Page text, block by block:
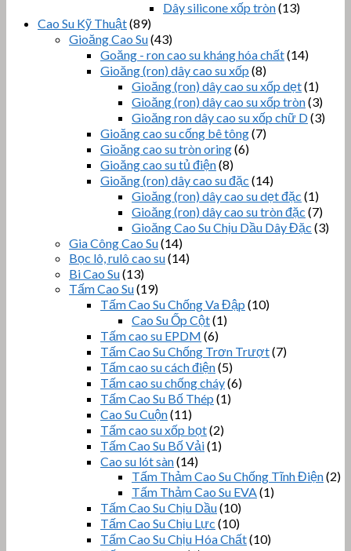
Dây silicone xốp tròn(13)
Cao Su Kỹ Thuật(89)
Gioăng Cao Su(43)
Goăng - ron cao su kháng hóa chất(14)
Gioăng (ron) dây cao su xốp (8)
Gioăng (ron) dây cao su xốp dẹt(1)
Gioăng (ron) dây cao su xốp tròn(3)
Gioăng ron dây cao su xốp chữ D(3)
Gioăng cao su cống bê tông(7)
Gioăng cao su tròn oring(6)
Gioăng cao su tủ điện(8)
Gioăng (ron) dây cao su đặc (14)
Gioăng (ron) dây cao su dẹt đặc (1)
Gioăng (ron) dây cao su tròn đặc (7)
Gioăng Cao Su Chịu Dầu Dây Đặc (3)
Gia Công Cao Su(14)
Bọc lô, rulô cao su(14)
Bi Cao Su(13)
Tấm Cao Su(19)
Tấm Cao Su Chống Va Đập (10)
Cao Su Ốp Cột(1)
Tấm cao su EPDM (6)
Tấm Cao Su Chống Trơn Trượt(7)
Tấm cao su cách điện(5)
Tấm cao su chống cháy(6)
Tấm Cao Su Bố Thép (1)
Cao Su Cuộn(11)
Tấm cao su xốp bọt(2)
Tấm Cao Su Bố Vải(1)
Cao su lót sàn(14)
Tấm Thảm Cao Su Chống Tĩnh Điện(2)
Tấm Thảm Cao Su EVA(1)
Tấm Cao Su Chịu Dầu(10)
Tấm Cao Su Chịu Lực (10)
Tấm Cao Su Chịu Hóa Chất(10)